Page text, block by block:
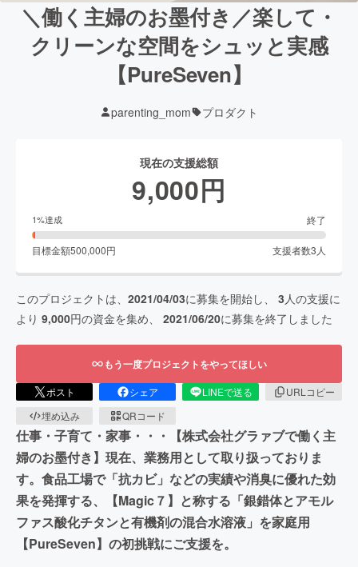
＼働く主婦のお墨付き／楽して・
クリーンな空間をシュッと実感
【PureSeven】
parenting_mom プロダクト
現在の支援総額
9,000円
1%達成 終了
目標金額500,000円 支援者数3 人
このプロジェクトは、 2021/04/03に募集を開始し、 3 人の支援に
より 9,000円の資金を集め、 2021/06/20に募集を終了しました
もう一度プロジェクトをやってほしい
ポスト シェア LINEで送る
URLコピー
埋め込み
QRコード
仕事・子育て・家事・・・【株式会社グラァブで働く主
婦のお墨付き】現在、業務用として取り扱っておりま
す。食品工場で「抗カビ」などの実績や消臭に優れた効
果を発揮する、【Magic７】と称する「銀錯体とアモル
ファス酸化チタンと有機剤の混合水溶液」を家庭用
【PureSeven】の初挑戦にご支援を。